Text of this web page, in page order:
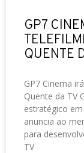
GP7
QUENTE
GP7 Cinema
Quente da TV
estratégico
anuncia ao
para
TV